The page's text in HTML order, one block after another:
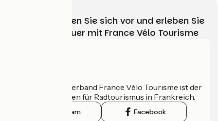
Wählen, bereiten Sie sich vor und erleben Sie
Ihr Radabenteuer mit France Vélo Tourisme
Der nationale Verband France Vélo Tourisme ist der
offizielle Leitfaden für Radtourismus in Frankreich.
Instagram Facebook